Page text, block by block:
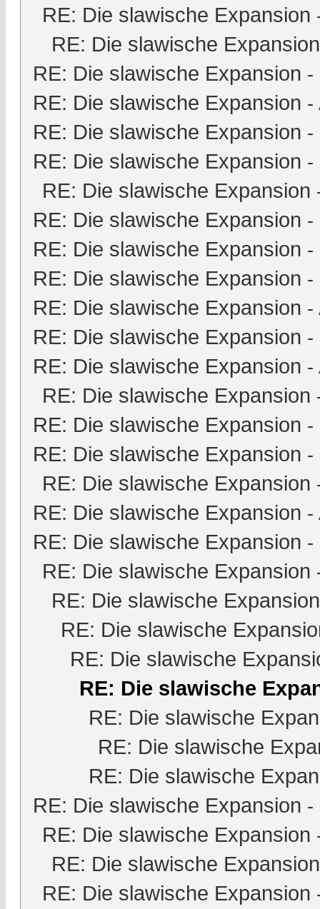
RE: Die slawische Expansion
RE: Die slawische Expansion
RE: Die slawische Expansion -
RE: Die slawische Expansion -
RE: Die slawische Expansion -
RE: Die slawische Expansion -
RE: Die slawische Expansion
RE: Die slawische Expansion -
RE: Die slawische Expansion -
RE: Die slawische Expansion -
RE: Die slawische Expansion -
RE: Die slawische Expansion -
RE: Die slawische Expansion -
RE: Die slawische Expansion
RE: Die slawische Expansion -
RE: Die slawische Expansion -
RE: Die slawische Expansion
RE: Die slawische Expansion -
RE: Die slawische Expansion -
RE: Die slawische Expansion
RE: Die slawische Expansion
RE: Die slawische
RE: Die slawische
RE: Die slawische
RE: Die slawische
RE: Die slawische
RE: Die slawische
RE: Die slawische Expansion -
RE: Die slawische Expansion
RE: Die slawische Expansion
RE: Die slawische Expansion